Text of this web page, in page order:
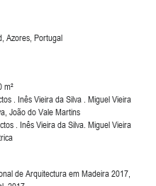
Azores, Portugal
m²
. Inês Vieira da Silva . Miguel Vieira
João do Vale Martins
. Inês Vieira da Silva. Miguel Vieira
de Arquitectura em Madeira 2017,